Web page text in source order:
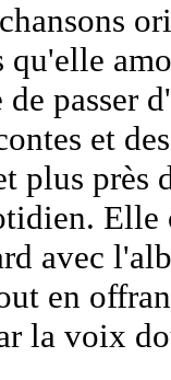
qu'elle
passer
et
plus près
Elle
avec
en
la voix